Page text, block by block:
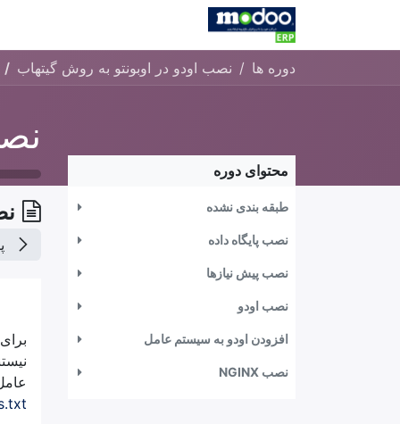
Skip to Content
دوره ها نصب اودو در اوبونتو به روش گیتهاب
محتوای دوره
طبقه بندی نشده
نصب پایگاه داده
نصب پیش نیازها
نصب اودو
افزودن اودو به سیستم عامل
نصب NGINX